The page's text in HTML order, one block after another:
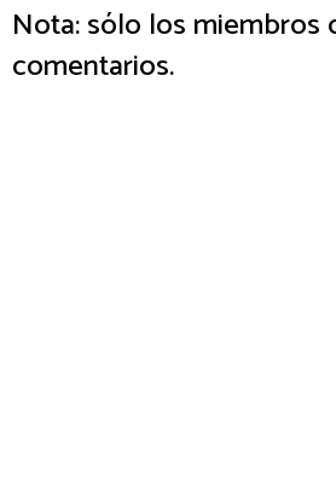
Nota: sólo los
comentarios.